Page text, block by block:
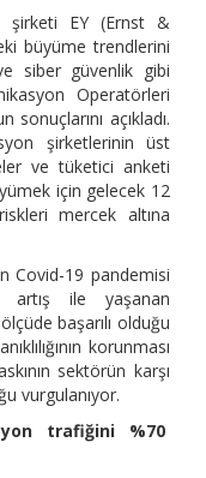
şirketi EY (Ernst &
büyüme trendlerini
siber güvenlik gibi
Operatörleri
açıkladı.
şirketlerinin üst
ve tüketici anketi
için gelecek 12
mercek altına
Covid-19 pandemisi
artış ile yaşanan
başarılı olduğu
korunması
sektörün karşı
vurgulanıyor.
trafiğini %70